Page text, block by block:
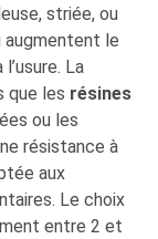
striée, ou
le
La
que les résines
ou les
résistance à
aux
Le choix
entre 2 et